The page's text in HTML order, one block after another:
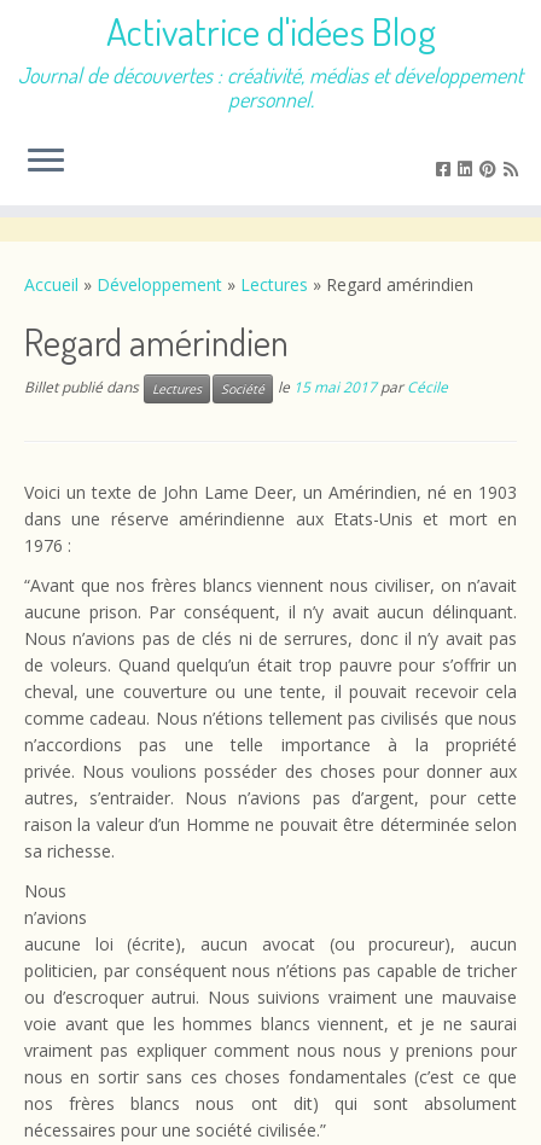
contenu
Activatrice d'idées Blog
Journal de découvertes : créativité, médias et développement
personnel.
Accueil » Développement » Lectures » Regard amérindien
Regard amérindien
Billet publié dans Lectures Société le 15 mai 2017 parCécile
Voici un texte de John Lame Deer, un Amérindien, né en 1903
dans une réserve amérindienne aux Etats-Unis et mort en
1976 :
“Avant que nos frères blancs viennent nous civiliser, on n’avait
aucune prison. Par conséquent, il n’y avait aucun délinquant.
Nous n’avions pas de clés ni de serrures, donc il n’y avait pas
de voleurs. Quand quelqu’un était trop pauvre pour s’offrir un
cheval, une couverture ou une tente, il pouvait recevoir cela
comme cadeau. Nous n’étions tellement pas civilisés que nous
n’accordions pas une telle importance à la propriété
privée. Nous voulions posséder des choses pour donner aux
autres, s’entraider. Nous n’avions pas d’argent, pour cette
raison la valeur d’un Homme ne pouvait être déterminée selon
sa richesse.
Nous
n’avions
aucune loi (écrite), aucun avocat (ou procureur), aucun
politicien, par conséquent nous n’étions pas capable de tricher
ou d’escroquer autrui. Nous suivions vraiment une mauvaise
voie avant que les hommes blancs viennent, et je ne saurai
vraiment pas expliquer comment nous nous y prenions pour
nous en sortir sans ces choses fondamentales (c’est ce que
nos frères blancs nous ont dit) qui sont absolument
nécessaires pour une société civilisée.”